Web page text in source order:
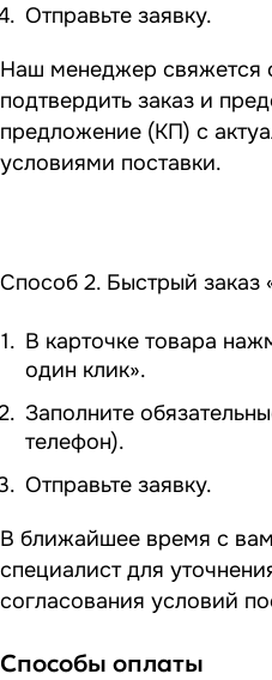
Отправьте заявку.
Наш менеджер свяжется
подтвердить заказ и
предложение (КП) с
условиями поставки.
Способ 2. Быстрый заказ
В карточке товара
один клик».
Заполните
телефон).
Отправьте заявку.
В ближайшее время с
специалист для
согласования условий
Способы оплаты